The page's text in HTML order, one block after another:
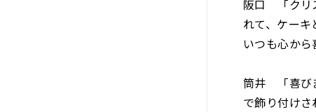
阪口 「クリ
れて、ケーキ
いつも心から
筒井 「喜び
で飾り付け